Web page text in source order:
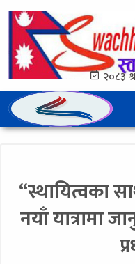
२०८३
“स्थायित्वका
नयाँ यात्रामा